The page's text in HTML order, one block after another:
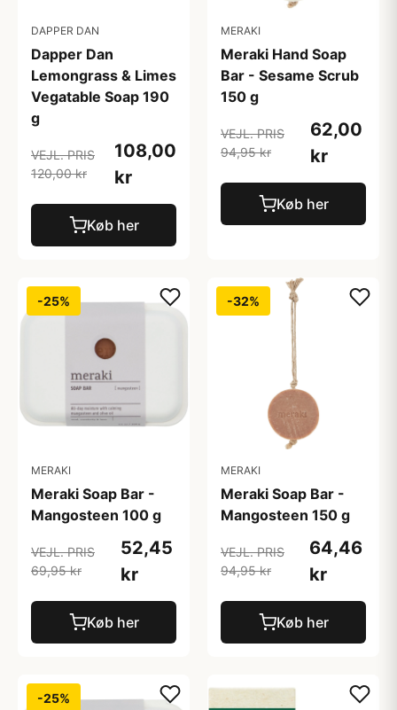
DAPPER DAN
Dapper Dan
Lemongrass & Limes
Vegatable Soap 190
g
VEJL. PRIS
120,00 kr
108,00
kr
Køb her
MERAKI
Meraki Hand Soap
Bar - Sesame Scrub
150 g
VEJL. PRIS
94,95 kr
62,00
kr
Køb her
-25%
MERAKI
Meraki Soap Bar -
Mangosteen 100 g
VEJL. PRIS
69,95 kr
52,45
kr
Køb her
-32%
MERAKI
Meraki Soap Bar -
Mangosteen 150 g
VEJL. PRIS
94,95 kr
64,46
kr
Køb her
-25%